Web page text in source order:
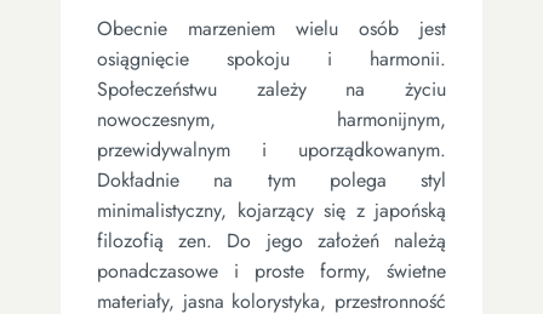
Obecnie marzeniem wielu osób jest
osiągnięcie spokoju i harmonii.
Społeczeństwu zależy na życiu
nowoczesnym, harmonijnym,
przewidywalnym i uporządkowanym.
Dokładnie na tym polega styl
minimalistyczny, kojarzący się z japońską
filozofią zen. Do jego założeń należą
ponadczasowe i proste formy, świetne
materiały, jasna kolorystyka, przestronność